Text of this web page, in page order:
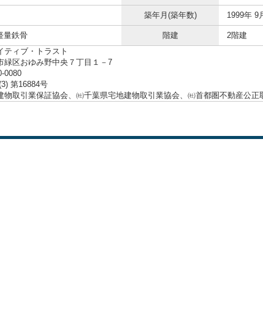
築年月(築年数) 1999年 9
量鉄骨 階建 2階建
ティブ・トラスト
緑区おゆみ野中央７丁目１－7
0080
第16884号
物取引業保証協会、㈳千葉県宅地建物取引業協会、㈳首都圏不動産公正